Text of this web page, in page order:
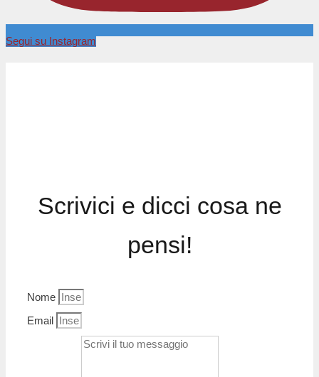
Segui su Instagram
Scrivici e dicci cosa ne
pensi!
Nome
Email